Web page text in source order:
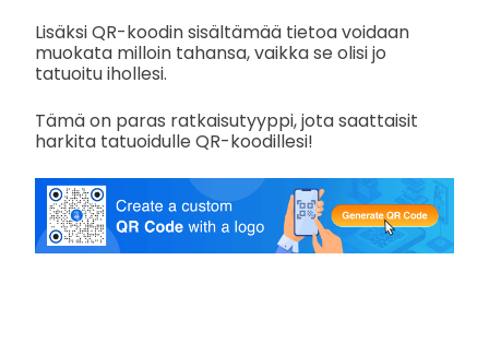
Lisäksi QR-koodin sisältämää tietoa voidaan
muokata milloin tahansa, vaikka se olisi jo
tatuoitu ihollesi.
Tämä on paras ratkaisutyyppi, jota saattaisit
harkita tatuoidulle QR-koodillesi!